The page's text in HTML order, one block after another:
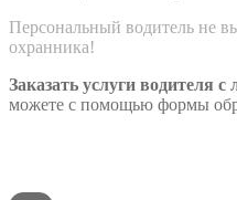
Персональный водитель не
охранника!
Заказать услуги водителя
можете с помощью формы